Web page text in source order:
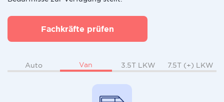
Fachkräfte prüfen
Auto Van 3.5T LKW 7.5T (+) LKW